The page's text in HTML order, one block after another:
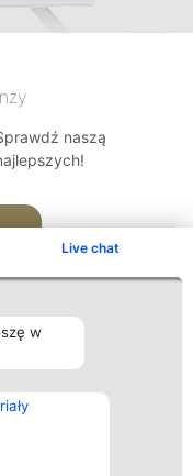
Live chat
w
naszą
Kontakt
Kontakt